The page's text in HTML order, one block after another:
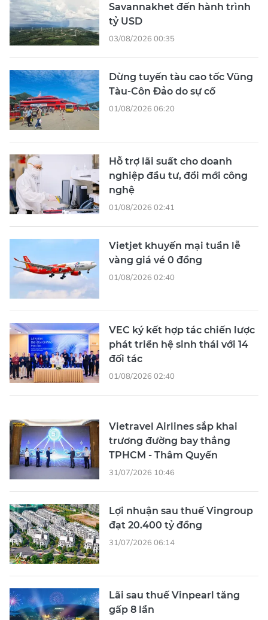
Savannakhet đến hành trình
tỷ USD
03/08/2026 00:35
Dừng tuyến tàu cao tốc Vũng
Tàu-Côn Đảo do sự cố
01/08/2026 06:20
Hỗ trợ lãi suất cho doanh
nghiệp đầu tư, đổi mới công
nghệ
01/08/2026 02:41
Vietjet khuyến mại tuần lễ
vàng giá vé 0 đồng
01/08/2026 02:40
VEC ký kết hợp tác chiến lược
phát triển hệ sinh thái với 14
đối tác
01/08/2026 02:40
Vietravel Airlines sắp khai
trương đường bay thẳng
TPHCM - Thâm Quyến
31/07/2026 10:46
Lợi nhuận sau thuế Vingroup
đạt 20.400 tỷ đồng
31/07/2026 06:14
Lãi sau thuế Vinpearl tăng
gấp 8 lần